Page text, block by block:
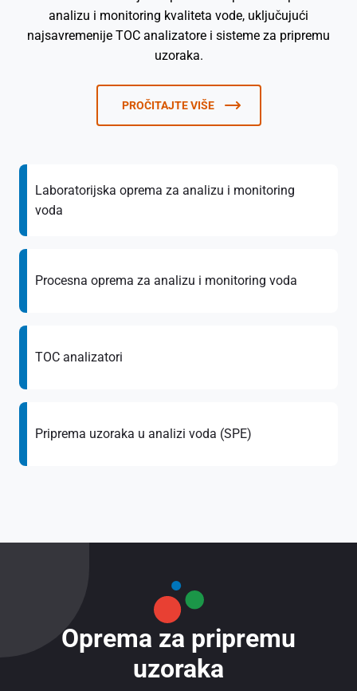
analizu i monitoring kvaliteta vode, uključujući
najsavremenije TOC analizatore i sisteme za pripremu
uzoraka.
PROČITAJTE VIŠE
Laboratorijska oprema za analizu i monitoring
voda
Procesna oprema za analizu i monitoring voda
TOC analizatori
Priprema uzoraka u analizi voda (SPE)
Oprema za pripremu
uzoraka